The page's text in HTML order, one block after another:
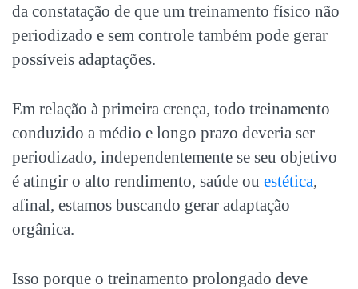
da constatação de que um treinamento físico não
periodizado e sem controle também pode gerar
possíveis adaptações.
Em relação à primeira crença, todo treinamento
conduzido a médio e longo prazo deveria ser
periodizado, independentemente se seu objetivo
é atingir o alto rendimento, saúde ou estética,
afinal, estamos buscando gerar adaptação
orgânica.
Isso porque o treinamento prolongado deve